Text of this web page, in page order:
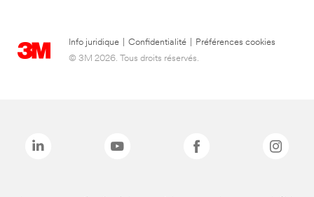
Info juridique Confidentialité
Préférences cookies
© 3M 2026. Tous droits réservés.